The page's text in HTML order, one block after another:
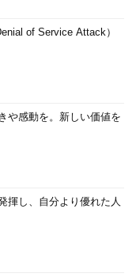
of Service Attack）
や感動を。新しい価値を
揮し、自分より優れた人